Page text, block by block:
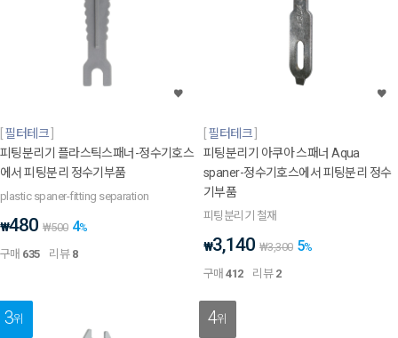
필터테크
피팅분리기 플라스틱스패너-정수기호스
에서 피팅분리 정수기부품
plastic spaner-fitting separation
₩480 ₩500 4%
구매 635 리뷰 8
필터테크
피팅분리기 아쿠아 스패너 Aqua
spaner-정수기호스에서 피팅분리 정수
기부품
피팅분리기 철재
₩3,140 ₩3,300 5%
구매412 리뷰 2
3위 4위